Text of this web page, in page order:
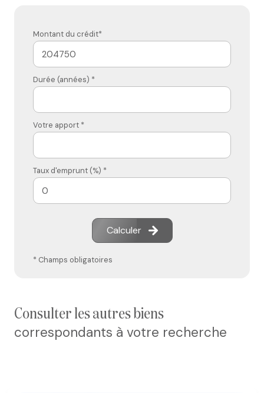
Montant du crédit*
Durée (années) *
Votre apport *
Taux d'emprunt (%) *
Calculer
* Champs obligatoires
consulter les autres biens
correspondants à votre recherche